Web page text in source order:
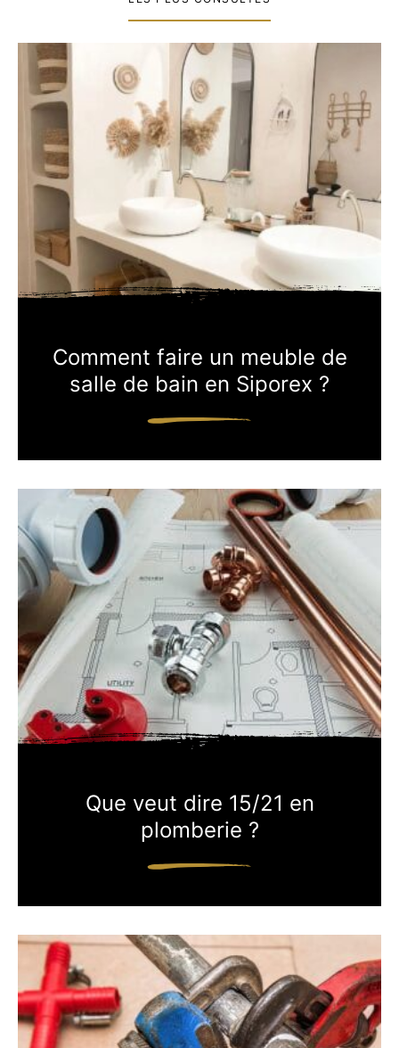
Comment faire un meuble de
salle de bain en Siporex ?
Que veut dire 15/21 en
plomberie ?